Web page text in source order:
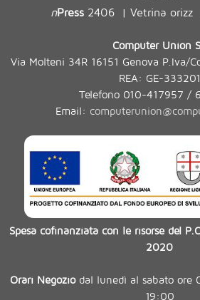
nPress2406| Vetrina orizz
Computer Union
Via Molteni 34R 16151 Genova P.Iva/
REA: GE-333201
Telefono 010-417957 /
Email:
Spesa cofinanziata con le risorse del
2020
Orari Negoziodal lunedì al sabato
19:00